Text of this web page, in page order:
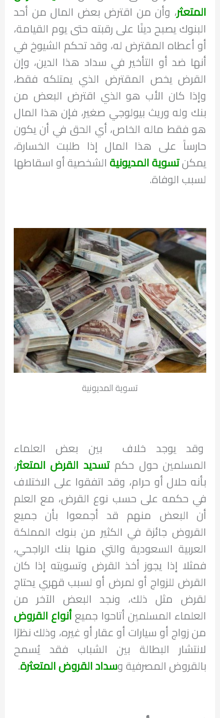
المتعثر، وأن من اقترض بعض المال من أحد
البنوك يصبح دينًا على رقبته حتى يوم القيامة،
أو أعطاه المقترض له، وقد تحكم الشيوخ في
أنها ضد أو التأخير في سداد هذا الدين، وإن
القرض يخص المقترض الذي يمتلكه فقط،
وإذا كان الأب هو الذي اقترض البعض من
بنك وله وريث بيولوجي صغير، فإن هذا المال
هو فقط ماله الخاص، أي الحق في أن يكون
حارساً على هذا المال إذا طلبت الخسارة،
يمكنتسوية المديونية الشخصية أو اسقاطها
لسبب الوفاة.
تسوية المديونية
وقد يوجد خلاف بين بعض العلماء
المسلمين حول حكم تسديد القرض المتعثر،
بأنه حلال أو حرام، وقد اتفقوا على الاختلاف
في حكمه على حسب نوع القرض، مع العلم
أن البعض منهم قد أجمعوا بأن جميع
القروض جائزة في الكثير من بنوك المملكة
العربية السعودية والتي منها بنك الراجحي،
فمثلا إذا يجوز أخذ القرض وتسويته إذا كان
القرض للزواج أو لمرض أو لسبب قهري يحتاج
لقرض مثل ذلك، ونجد البعض الآخر من
العلماء المسلمين أتاحوا جميعأنواع القروض
من زواج أو سيارات أو عقار أو غيره، وذلك نظرًا
لانتشار البطالة بين الشباب فقد يُسمح
بالقروض المصرفية وسداد القروض المتعثرة.